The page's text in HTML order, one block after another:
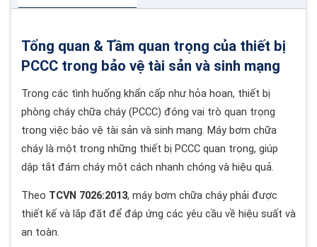
Tổng quan & Tầm quan trọng của thiết bị
PCCC trong bảo vệ tài sản và sinh mạng
Trong các tình huống khẩn cấp như hỏa hoạn, thiết bị
phòng cháy chữa cháy (PCCC) đóng vai trò quan trọng
trong việc bảo vệ tài sản và sinh mạng. Máy bơm chữa
cháy là một trong những thiết bị PCCC quan trọng, giúp
dập tắt đám cháy một cách nhanh chóng và hiệu quả.
Theo TCVN 7026:2013, máy bơm chữa cháy phải được
thiết kế và lắp đặt để đáp ứng các yêu cầu về hiệu suất và
an toàn.